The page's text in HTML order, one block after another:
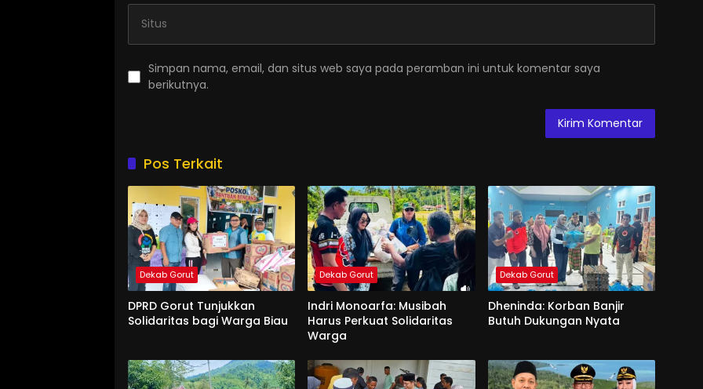
Simpan nama, email, dan situs web saya pada peramban ini untuk komentar saya
berikutnya.
Pos Terkait
Dekab Gorut
DPRD Gorut Tunjukkan
Solidaritas bagi Warga Biau
Dekab Gorut
Indri Monoarfa: Musibah
Harus Perkuat Solidaritas
Warga
Dekab Gorut
Dheninda: Korban Banjir
Butuh Dukungan Nyata